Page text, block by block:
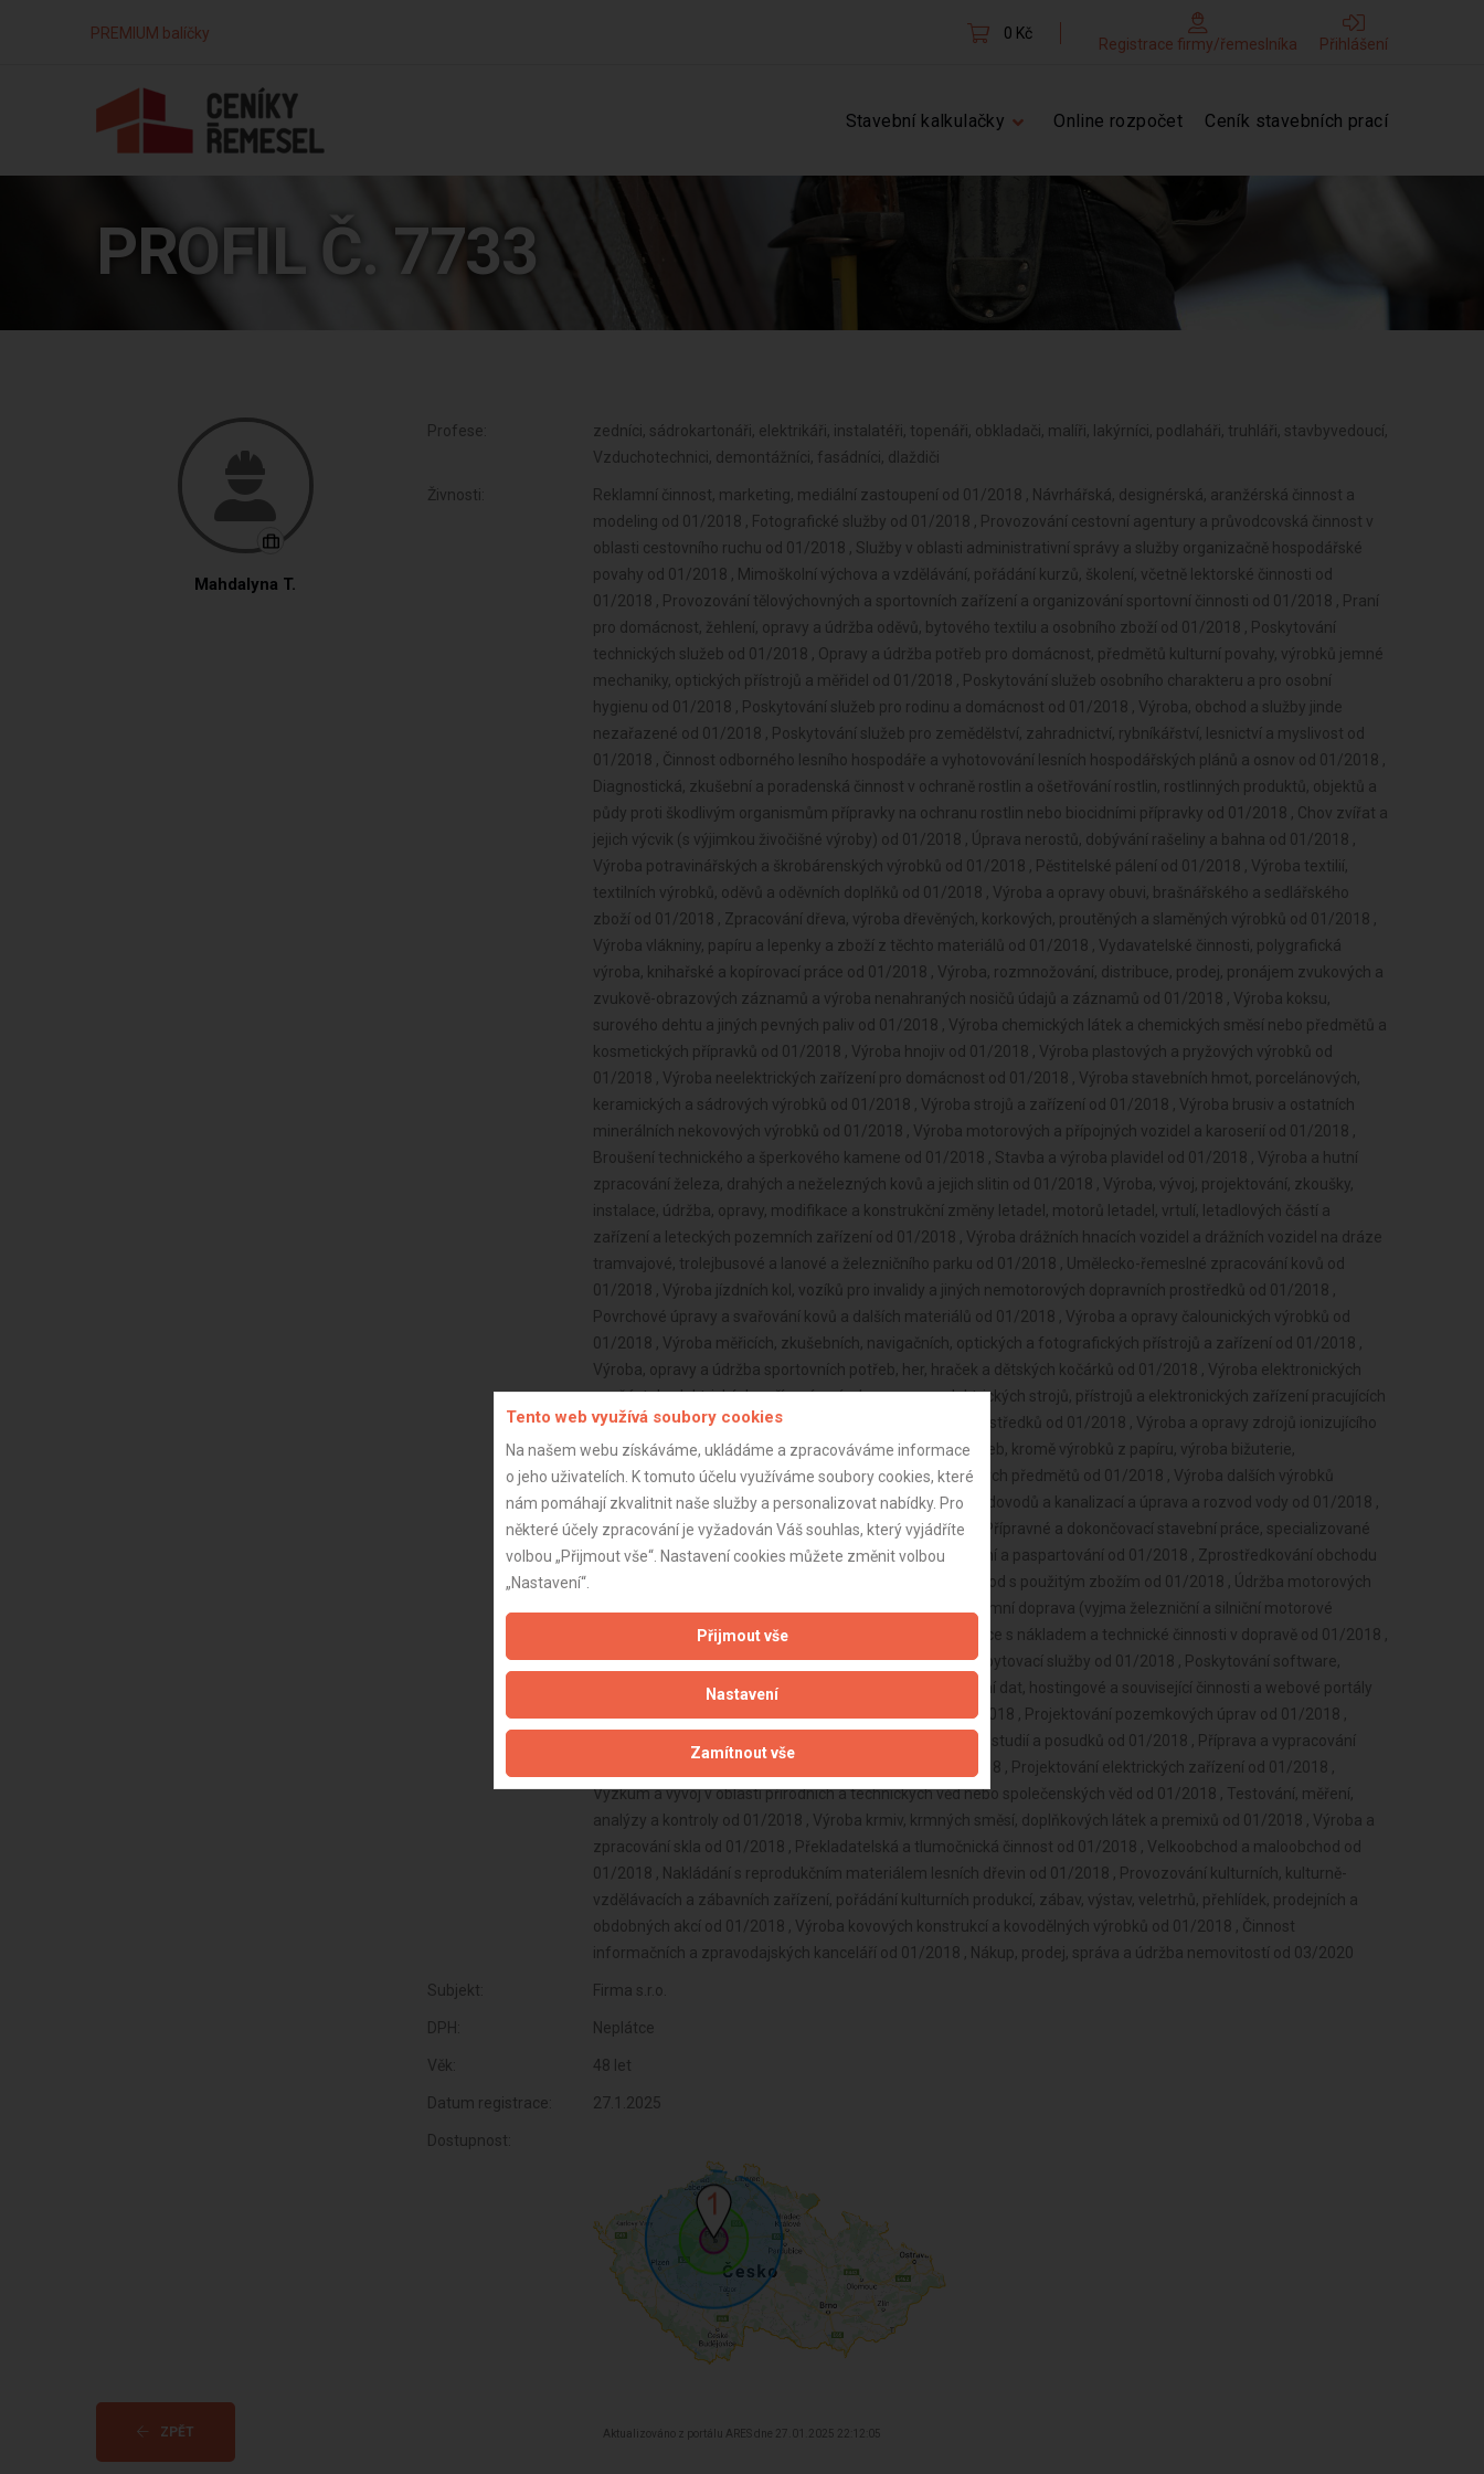
PREMIUM balíčky 0 Kč
Registrace firmy/řemeslníka Přihlášení
Stavební kalkulačky Online rozpočet Ceník stavebních prací
PROFIL Č. 7733
Mahdalyna T.
Profese:
zedníci, sádrokartonáři, elektrikáři, instalatéři, topenáři, obkladači, malíři, lakýrníci, podlaháři, truhláři, stavbyvedoucí,
Vzduchotechnici, demontážníci, fasádníci, dlaždiči
Živnosti: Reklamní činnost, marketing, mediální zastoupení od 01/2018 , Návrhářská, designérská, aranžérská činnost a modeling od 01/2018 , Fotografické služby od 01/2018 , Provozování cestovní agentury a průvodcovská činnost v oblasti cestovního ruchu od 01/2018 , Služby v oblasti administrativní správy a služby organizačně hospodářské povahy od 01/2018 , Mimoškolní výchova a vzdělávání, pořádání kurzů, školení, včetně lektorské činnosti od 01/2018 , Provozování tělovýchovných a sportovních zařízení a organizování sportovní činnosti od 01/2018 , Praní pro domácnost, žehlení, opravy a údržba oděvů, bytového textilu a osobního zboží od 01/2018 , Poskytování technických služeb od 01/2018 , Opravy a údržba potřeb pro domácnost, předmětů kulturní povahy, výrobků jemné mechaniky, optických přístrojů a měřidel od 01/2018 , Poskytování služeb osobního charakteru a pro osobní hygienu od 01/2018 , Poskytování služeb pro rodinu a domácnost od 01/2018 , Výroba, obchod a služby jinde nezařazené od 01/2018 , Poskytování služeb pro zemědělství, zahradnictví, rybníkářství, lesnictví a myslivost od 01/2018 , Činnost odborného lesního hospodáře a vyhotovování lesních hospodářských plánů a osnov od 01/2018 , Diagnostická, zkušební a poradenská činnost v ochraně rostlin a ošetřování rostlin, rostlinných produktů, objektů a půdy proti škodlivým organismům přípravky na ochranu rostlin nebo biocidními přípravky od 01/2018 , Chov zvířat a jejich výcvik (s výjimkou živočišné výroby) od 01/2018 , Úprava nerostů, dobývání rašeliny a bahna od 01/2018 , Výroba potravinářských a škrobárenských výrobků od 01/2018 , Pěstitelské pálení od 01/2018 , Výroba textilií, textilních výrobků, oděvů a oděvních doplňků od 01/2018 , Výroba a opravy obuvi, brašnářského a sedlářského zboží od 01/2018 , Zpracování dřeva, výroba dřevěných, korkových, proutěných a slaměných výrobků od 01/2018 , Výroba vlákniny, papíru a lepenky a zboží z těchto materiálů od 01/2018 , Vydavatelské činnosti, polygrafická výroba, knihařské a kopírovací práce od 01/2018 , Výroba, rozmnožování, distribuce, prodej, pronájem zvukových a zvukově-obrazových záznamů a výroba nenahraných nosičů údajů a záznamů od 01/2018 , Výroba koksu, surového dehtu a jiných pevných paliv od 01/2018 , Výroba chemických látek a chemických směsí nebo předmětů a kosmetických přípravků od 01/2018 , Výroba hnojiv od 01/2018 , Výroba plastových a pryžových výrobků od 01/2018 , Výroba neelektrických zařízení pro domácnost od 01/2018 , Výroba stavebních hmot, porcelánových, keramických a sádrových výrobků od 01/2018 , Výroba strojů a zařízení od 01/2018 , Výroba brusiv a ostatních minerálních nekovových výrobků od 01/2018 , Výroba motorových a přípojných vozidel a karoserií od 01/2018 , Broušení technického a šperkového kamene od 01/2018 , Stavba a výroba plavidel od 01/2018 , Výroba a hutní zpracování železa, drahých a neželezných kovů a jejich slitin od 01/2018 , Výroba, vývoj, projektování, zkoušky, instalace, údržba, opravy, modifikace a konstrukční změny letadel, motorů letadel, vrtulí, letadlových částí a zařízení a leteckých pozemních zařízení od 01/2018 , Výroba drážních hnacích vozidel a drážních vozidel na dráze tramvajové, trolejbusové a lanové a železničního parku od 01/2018 , Umělecko-řemeslné zpracování kovů od 01/2018 , Výroba jízdních kol, vozíků pro invalidy a jiných nemotorových dopravních prostředků od 01/2018 , Povrchové úpravy a svařování kovů a dalších materiálů od 01/2018 , Výroba a opravy čalounických výrobků od 01/2018 , Výroba měřicích, zkušebních, navigačních, optických a fotografických přístrojů a zařízení od 01/2018 , Výroba, opravy a údržba sportovních potřeb, her, hraček a dětských kočárků od 01/2018 , Výroba elektronických součástek, elektrických zařízení a výroba a opravy elektrických strojů, přístrojů a elektronických zařízení pracujících na malém napětí od 01/2018 , Výroba zdravotnických prostředků od 01/2018 , Výroba a opravy zdrojů ionizujícího záření od 01/2018 , Výroba školních a kancelářských potřeb, kromě výrobků z papíru, výroba bižuterie, kartáčnického a konfekčního zboží, deštníků, upomínkových předmětů od 01/2018 ,
Subjekt: Firma s.r.o.
DPH: Neplátce
Věk: 48 let
Datum registrace: 27.1.2025
Dostupnost:
ZPĚT Aktualizováno z portálu ARES dne 27.01.2025 22:12:05
Tento web využívá soubory cookies
Na našem webu získáváme, ukládáme a zpracováváme informace
o jeho uživatelích. K tomuto účelu využíváme soubory cookies, které
nám pomáhají zkvalitnit naše služby a personalizovat nabídky. Pro
některé účely zpracování je vyžadován Váš souhlas, který vyjádříte
volbou „Přijmout vše“. Nastavení cookies můžete změnit volbou
„Nastavení“.
Přijmout vše
Nastavení
Zamítnout vše